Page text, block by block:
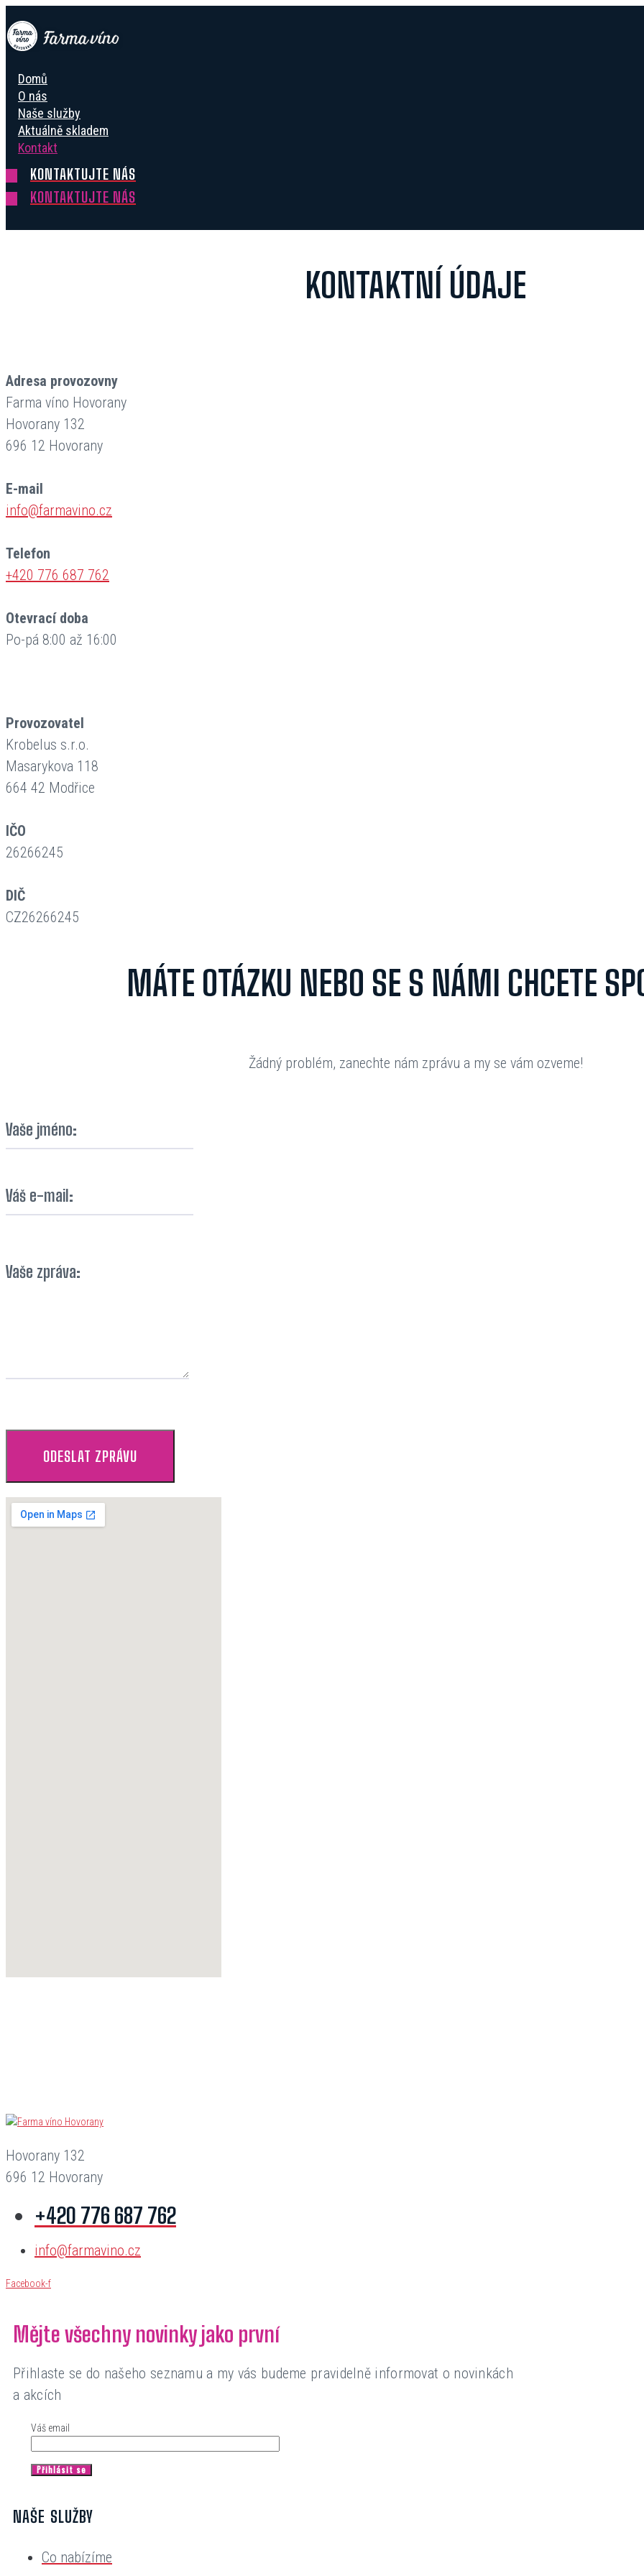
to
content
Domů
O nás
Naše služby
Aktuálně skladem
Kontakt
KONTAKTUJTE NÁS
KONTAKTUJTE NÁS
KONTAKTNÍ ÚDAJE
Adresa provozovny
Farma víno Hovorany
Hovorany 132
696 12 Hovorany
E-mail
info@farmavino.cz
Telefon
+420 776 687 762
Otevrací doba
Po-pá 8:00 až 16:00
Provozovatel
Krobelus s.r.o.
Masarykova 118
664 42 Modřice
IČO
26266245
DIČ
CZ26266245
MÁTE OTÁZKU NEBO SE S NÁMI CHCETE
Žádný problém, zanechte nám zprávu a my se vám ozveme!
Hovorany 132
696 12 Hovorany
+420 776 687 762
info@farmavino.cz
Facebook-f
Mějte všechny novinky jako první
Přihlaste se do našeho seznamu a my vás budeme pravidelně informovat o novinkách
a akcích
Váš email
NAŠE SLUŽBY
Co nabízíme